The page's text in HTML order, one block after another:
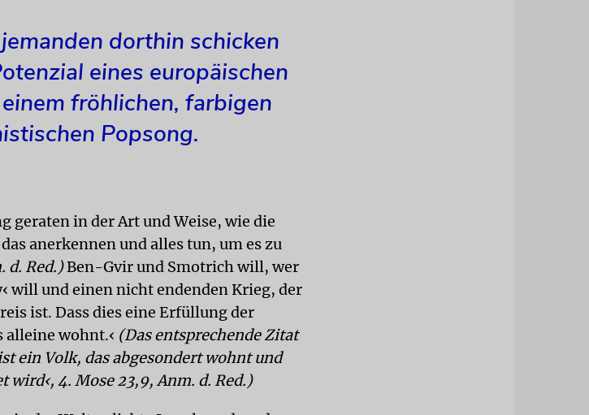
dorthin schicken
eines europäischen
fröhlichen, farbigen
Popsong.
geraten in der Art und Weise, wie die
anerkennen und alles tun, um es zu
d. Red.)Ben-Gvir und Smotrich will, wer
will und einen nicht endenden Krieg, der
ist. Dass dies eine Erfüllung der
alleine wohnt.‹ (Das entsprechende Zitat
ein Volk, das abgesondert wohnt und
4. Mose 23,9, Anm. d. Red.)